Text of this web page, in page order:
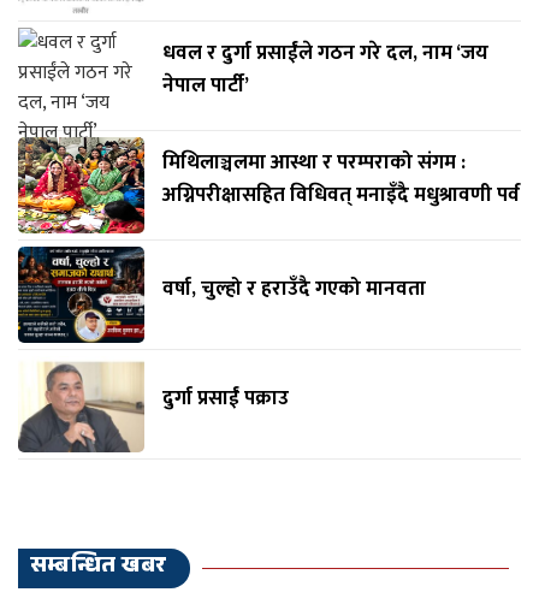
धवल र दुर्गा प्रसाईंले गठन गरे दल, नाम ‘जय
नेपाल पार्टी’
मिथिलाञ्चलमा आस्था र परम्पराको संगम :
अग्निपरीक्षासहित विधिवत् मनाइँदै मधुश्रावणी पर्व
वर्षा, चुल्हो र हराउँदै गएको मानवता
दुर्गा प्रसाईं पक्राउ
सम्बन्धित खबर